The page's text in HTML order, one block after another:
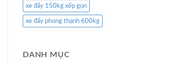
xe đẩy 150kg xếp gọn
xe đẩy phong thạnh 600kg
DANH MỤC